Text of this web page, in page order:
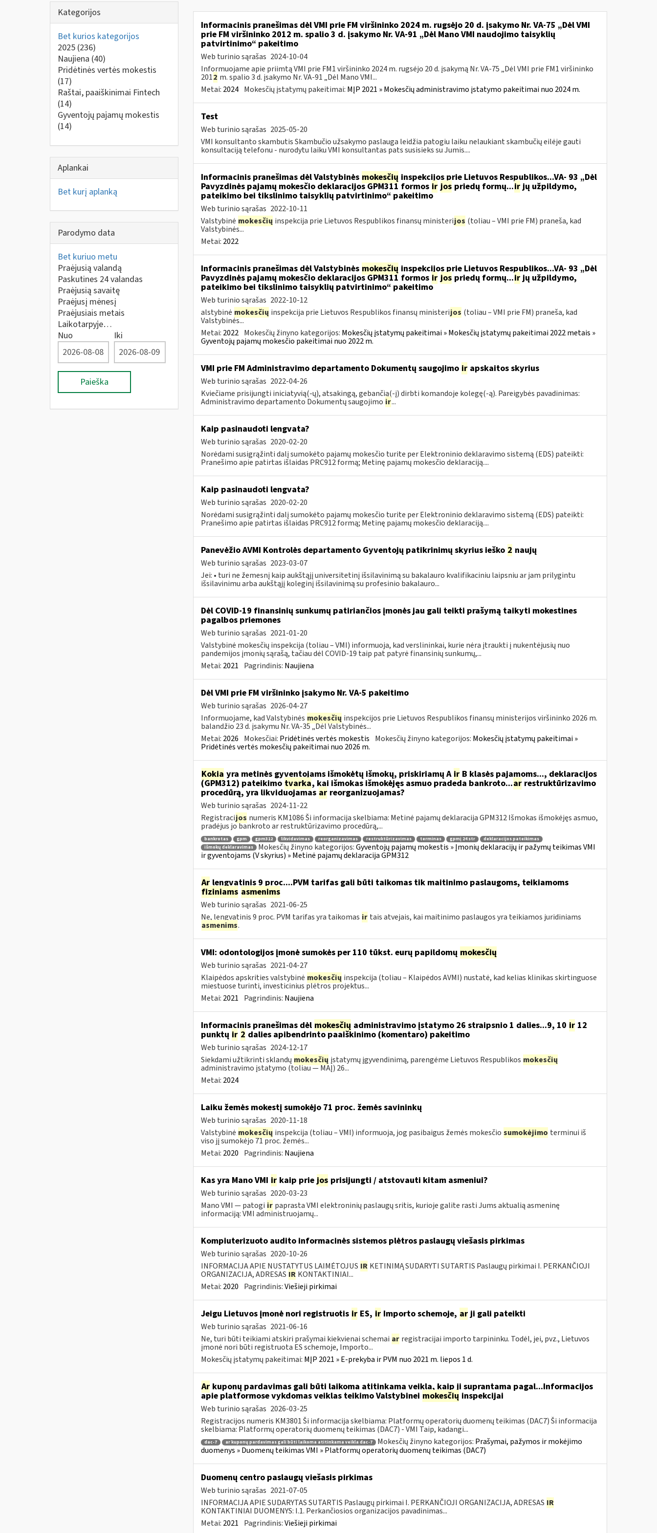
Kategorijos
Bet kurios kategorijos
2025 (236)
Naujiena (40)
Pridėtinės vertės mokestis
(17)
Raštai, paaiškinimai Fintech
(14)
Gyventojų pajamų mokestis
(14)
Aplankai
Bet kurį aplanką
Parodymo data
Bet kuriuo metu
Praėjusią valandą
Paskutines 24 valandas
Praėjusią savaitę
Praėjusį mėnesį
Praėjusiais metais
Laikotarpyje…
Nuo
Iki
Paieška
Informacinis pranešimas dėl VMI prie FM viršininko 2024 m. rugsėjo 20 d. įsakymo Nr. VA-75 „Dėl VMI
prie FM viršininko 2012 m. spalio 3 d. įsakymo Nr. VA-91 „Dėl Mano VMI naudojimo taisyklių
patvirtinimo“ pakeitimo
Web turinio sąrašas 2024-10-04
Informuojame apie priimtą VMI prie FM1 viršininko 2024 m. rugsėjo 20 d. įsakymą Nr. VA-75 „Dėl VMI prie FM1 viršininko
2012 m. spalio 3 d. įsakymo Nr. VA-91 „Dėl Mano VMI...
Metai: 2024 Mokesčių įstatymų pakeitimai: MĮP 2021 » Mokesčių administravimo įstatymo pakeitimai nuo 2024 m.
Test
Web turinio sąrašas 2025-05-20
VMI konsultanto skambutis Skambučio užsakymo paslauga leidžia patogiu laiku nelaukiant skambučių eilėje gauti
konsultaciją telefonu - nurodytu laiku VMI konsultantas pats susisieks su Jumis....
Informacinis pranešimas dėl Valstybinės mokesčių inspekcijos prie Lietuvos Respublikos...VA- 93 „Dėl
Pavyzdinės pajamų mokesčio deklaracijos GPM311 formos ir jos priedų formų...irjų užpildymo,
pateikimo bei tikslinimo taisyklių patvirtinimo“ pakeitimo
Web turinio sąrašas 2022-10-11
Valstybinė mokesčių inspekcija prie Lietuvos Respublikos finansų ministerijos (toliau – VMI prie FM) praneša, kad
Valstybinės...
Metai: 2022
Informacinis pranešimas dėl Valstybinės mokesčių inspekcijos prie Lietuvos Respublikos...VA- 93 „Dėl
Pavyzdinės pajamų mokesčio deklaracijos GPM311 formos ir jos priedų formų...irjų užpildymo,
pateikimo bei tikslinimo taisyklių patvirtinimo“ pakeitimo
Web turinio sąrašas 2022-10-12
alstybinė mokesčių inspekcija prie Lietuvos Respublikos finansų ministerijos (toliau – VMI prie FM) praneša, kad
Valstybinės...
Metai: 2022 Mokesčių žinyno kategorijos: Mokesčių įstatymų pakeitimai » Mokesčių įstatymų pakeitimai 2022 metais »
Gyventojų pajamų mokesčio pakeitimai nuo 2022 m.
VMI prie FM Administravimo departamento Dokumentų saugojimo irapskaitos skyrius
Web turinio sąrašas 2022-04-26
Kviečiame prisijungti iniciatyvią(-ų), atsakingą, gebančią(-į) dirbti komandoje kolegę(-ą). Pareigybės pavadinimas:
Administravimo departamento Dokumentų saugojimo ir...
Kaip pasinaudoti lengvata?
Web turinio sąrašas 2020-02-20
Norėdami susigrąžinti dalį sumokėto pajamų mokesčio turite per Elektroninio deklaravimo sistemą (EDS) pateikti:
Pranešimo apie patirtas išlaidas PRC912 formą; Metinę pajamų mokesčio deklaraciją....
Kaip pasinaudoti lengvata?
Web turinio sąrašas 2020-02-20
Norėdami susigrąžinti dalį sumokėto pajamų mokesčio turite per Elektroninio deklaravimo sistemą (EDS) pateikti:
Pranešimo apie patirtas išlaidas PRC912 formą; Metinę pajamų mokesčio deklaraciją....
Panevėžio AVMI Kontrolės departamento Gyventojų patikrinimų skyrius ieško 2 naujų
Web turinio sąrašas 2023-03-07
Jei: • turi ne žemesnį kaip aukštąjį universitetinį išsilavinimą su bakalauro kvalifikaciniu laipsniu ar jam prilygintu
išsilavinimu arba aukštąjį koleginį išsilavinimą su profesinio bakalauro...
Dėl COVID-19 finansinių sunkumų patiriančios įmonės jau gali teikti prašymą taikyti mokestines
pagalbos priemones
Web turinio sąrašas 2021-01-20
Valstybinė mokesčių inspekcija (toliau – VMI) informuoja, kad verslininkai, kurie nėra įtraukti į nukentėjusių nuo
pandemijos įmonių sąrašą, tačiau dėl COVID-19 taip pat patyrė finansinių sunkumų,...
Metai: 2021 Pagrindinis: Naujiena
Dėl VMI prie FM viršininko įsakymo Nr. VA-5 pakeitimo
Web turinio sąrašas 2026-04-27
Informuojame, kad Valstybinės mokesčių inspekcijos prie Lietuvos Respublikos finansų ministerijos viršininko 2026 m.
balandžio 23 d. įsakymu Nr. VA-35 „Dėl Valstybinės...
Metai: 2026 Mokesčiai: Pridėtinės vertės mokestis Mokesčių žinyno kategorijos: Mokesčių įstatymų pakeitimai »
Pridėtinės vertės mokesčių pakeitimai nuo 2026 m.
Kokia yra metinės gyventojams išmokėtų išmokų, priskiriamų A irB klasės pajamoms..., deklaracijos
(GPM312) pateikimo tvarka, kai išmokas išmokėjęs asmuo pradeda bankroto...arrestruktūrizavimo
procedūrą, yra likviduojamas arreorganizuojamas?
Web turinio sąrašas 2024-11-22
Registracijos numeris KM1086 Ši informacija skelbiama: Metinė pajamų deklaracija GPM312 Išmokas išmokėjęs asmuo,
pradėjus jo bankroto ar restruktūrizavimo procedūrą,...
bankrotas gpm gpm312 likvidavimas reorganizavimas restruktūrizavimas terminas gpmį 24 str
deklaracijos pateikimas
išmokų deklaravimas
Mokesčių žinyno kategorijos:Gyventojų pajamų mokestis » Įmonių deklaracijų ir pažymų teikimas VMI
ir gyventojams (V skyrius) » Metinė pajamų deklaracija GPM312
Arlengvatinis 9 proc....PVM tarifas gali būti taikomas tik maitinimo paslaugoms, teikiamoms
fiziniams asmenims
Web turinio sąrašas 2021-06-25
Ne, lengvatinis 9 proc. PVM tarifas yra taikomas ir tais atvejais, kai maitinimo paslaugos yra teikiamos juridiniams
asmenims.
VMI: odontologijos įmonė sumokės per 110 tūkst. eurų papildomų mokesčių
Web turinio sąrašas 2021-04-27
Klaipėdos apskrities valstybinė mokesčių inspekcija (toliau – Klaipėdos AVMI) nustatė, kad kelias klinikas skirtinguose
miestuose turinti, investicinius plėtros projektus...
Metai: 2021 Pagrindinis: Naujiena
Informacinis pranešimas dėl mokesčių administravimo įstatymo 26 straipsnio 1 dalies...9, 10 ir12
punktų ir 2 dalies apibendrinto paaiškinimo (komentaro) pakeitimo
Web turinio sąrašas 2024-12-17
Siekdami užtikrinti sklandų mokesčių įstatymų įgyvendinimą, parengėme Lietuvos Respublikos mokesčių
administravimo įstatymo (toliau — MAĮ) 26...
Metai: 2024
Laiku žemės mokestį sumokėjo 71 proc. žemės savininkų
Web turinio sąrašas 2020-11-18
Valstybinė mokesčių inspekcija (toliau – VMI) informuoja, jog pasibaigus žemės mokesčio sumokėjimo terminui iš
viso jį sumokėjo 71 proc. žemės...
Metai: 2020 Pagrindinis: Naujiena
Kas yra Mano VMI irkaip priejos prisijungti / atstovauti kitam asmeniui?
Web turinio sąrašas 2020-03-23
Mano VMI — patogi ir paprasta VMI elektroninių paslaugų sritis, kurioje galite rasti Jums aktualią asmeninę
informaciją: VMI administruojamų...
Kompiuterizuoto audito informacinės sistemos plėtros paslaugų viešasis pirkimas
Web turinio sąrašas 2020-10-26
INFORMACIJA APIE NUSTATYTUS LAIMĖTOJUS IR KETINIMĄ SUDARYTI SUTARTIS Paslaugų pirkimai I. PERKANČIOJI
ORGANIZACIJA, ADRESAS IR KONTAKTINIAI...
Metai: 2020 Pagrindinis:Viešieji pirkimai
Jeigu Lietuvos įmonė nori registruotis irES, irImporto schemoje, arji gali pateikti
Web turinio sąrašas 2021-06-16
Ne, turi būti teikiami atskiri prašymai kiekvienai schemai ar registracijai importo tarpininku. Todėl, jei, pvz., Lietuvos
įmonė nori būti registruota ES schemoje, Importo...
Mokesčių įstatymų pakeitimai: MĮP 2021 » E-prekyba ir PVM nuo 2021 m. liepos 1 d.
Arkuponų pardavimas gali būti laikoma atitinkama veikla, kaip ji suprantama pagal...Informacijos
apie platformose vykdomas veiklas teikimo Valstybinei mokesčių inspekcijai
Web turinio sąrašas 2026-03-25
Registracijos numeris KM3801 Ši informacija skelbiama: Platformų operatorių duomenų teikimas (DAC7) Ši informacija
skelbiama: Platformų operatorių duomenų teikimas (DAC7) - VMI Taip, kadangi...
dac-7 ar kuponų pardavimas gali būti laikoma atitinkama veikla dac-7 Mokesčių žinyno kategorijos: Prašymai, pažymos ir mokėjimo
duomenys » Duomenų teikimas VMI » Platformų operatorių duomenų teikimas (DAC7)
Duomenų centro paslaugų viešasis pirkimas
Web turinio sąrašas 2021-07-05
INFORMACIJA APIE SUDARYTAS SUTARTIS Paslaugų pirkimai I. PERKANČIOJI ORGANIZACIJA, ADRESAS IR
KONTAKTINIAI DUOMENYS: I.1. Perkančiosios organizacijos pavadinimas...
Metai: 2021 Pagrindinis:Viešieji pirkimai